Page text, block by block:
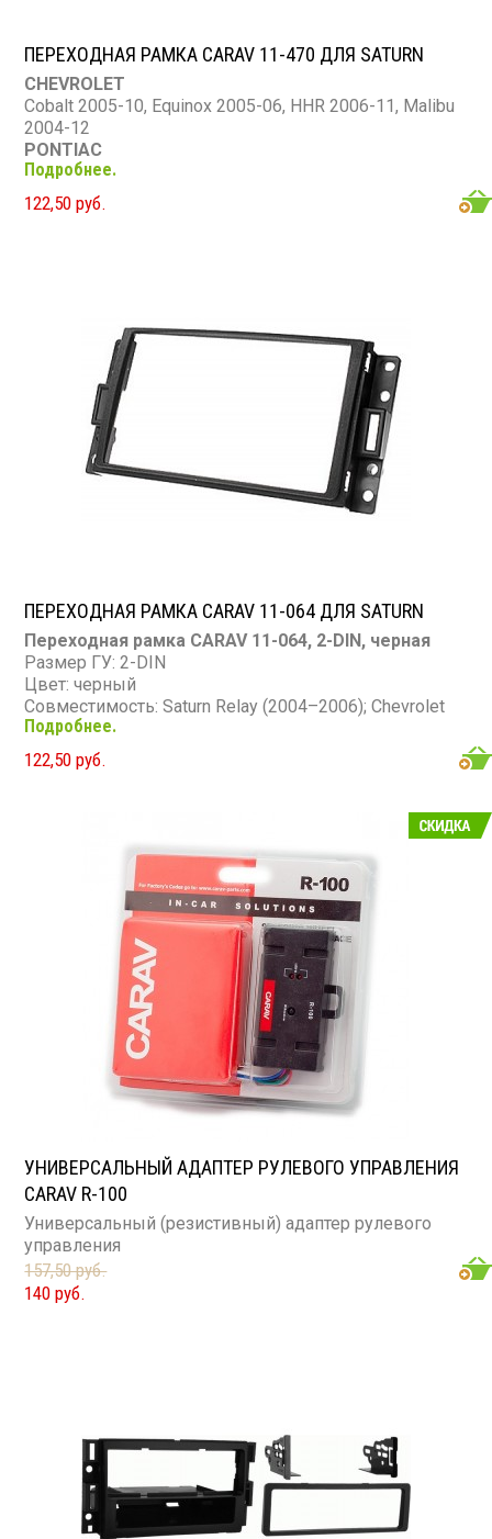
ПЕРЕХОДНАЯ РАМКА CARAV 11-470 ДЛЯ SATURN
CHEVROLET
Cobalt 2005-10, Equinox 2005-06, HHR 2006-11, Malibu
2004-12
PONTIAC
G5 2007-10, G6 2005-12, Solstice 2006-09, Torrent 2006
SATURN
Aura 2007-09, Ion 2006-08, Sky 2007-09, Vue 2006-07
Подробнее.
122,50 руб.
ПЕРЕХОДНАЯ РАМКА CARAV 11-064 ДЛЯ SATURN
Переходная рамка CARAV 11-064, 2-DIN, черная
Размер ГУ: 2-DIN
Цвет: черный
Совместимость: Saturn Relay (2004–2006); Chevrolet
Corvette (2005–2010), Uplander (2005–2008); Hummer
H3 (2005–2010); Buick Terraza (2004–2007); Pontiac
Montana SV6 (2004–2008); Saab 97X (2005–2007)
Назначение: замена штатной магнитолы на 2-DIN
Комплект: рамка + монтажная фурнитура
Подробнее.
122,50 руб.
УНИВЕРСАЛЬНЫЙ АДАПТЕР РУЛЕВОГО УПРАВЛЕНИЯ
CARAV R-100
Универсальный (резистивный) адаптер рулевого
управления
157,50 руб.
140 руб.